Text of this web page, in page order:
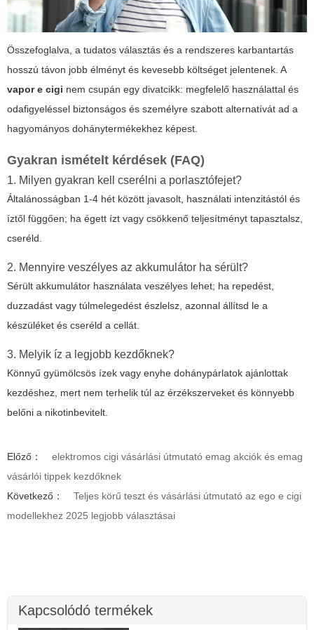
Összefoglalva, a tudatos választás és a rendszeres karbantartás
hosszú távon jobb élményt és kevesebb költséget jelentenek. A
vapor e cigi nem csupán egy divatcikk: megfelelő használattal és
odafigyeléssel biztonságos és személyre szabott alternatívát ad a
hagyományos dohánytermékekhez képest.
Gyakran ismételt kérdések (FAQ)
1. Milyen gyakran kell cserélni a porlasztófejet?
Általánosságban 1-4 hét között javasolt, használati intenzitástól és
íztől függően; ha égett ízt vagy csökkenő teljesítményt tapasztalsz,
cseréld.
2. Mennyire veszélyes az akkumulátor ha sérült?
Sérült akkumulátor használata veszélyes lehet; ha repedést,
duzzadást vagy túlmelegedést észlelsz, azonnal állítsd le a
készüléket és cseréld a cellát.
3. Melyik íz a legjobb kezdőknek?
Könnyű gyümölcsös ízek vagy enyhe dohánypárlatok ajánlottak
kezdéshez, mert nem terhelik túl az érzékszerveket és könnyebb
belőni a nikotinbevitelt.
Előző：
elektromos cigi vásárlási útmutató emag akciók és emag
vásárlói tippek kezdőknek
Következő：
Teljes körű teszt és vásárlási útmutató az ego e cigi
modellekhez 2025 legjobb választásai
Kapcsolódó termékek